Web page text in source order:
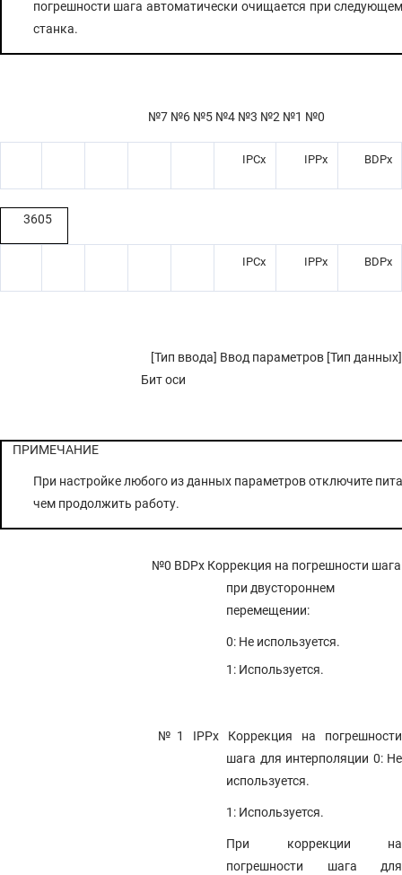
погрешности шага автоматически очищается при
станка.
№7 №6 №5 №4 №3 №2 №1 №0
IPCx IPPx BDPx
3605
IPCx IPPx BDPx
[Тип ввода] Ввод параметров [Тип данных]
Бит оси
ПРИМЕЧАНИЕ
При настройке любого из данных параметров отключите
чем продолжить работу.
№0 BDPx Коррекция на погрешности шага
при двустороннем
перемещении:
0: Не используется.
1: Используется.
№1 IPPx Коррекция на погрешности
шага для интерполяции 0: Не
используется.
1: Используется.
При коррекции на
погрешности шага для